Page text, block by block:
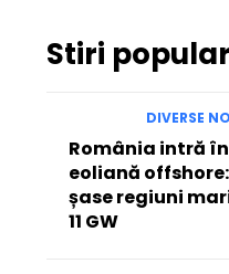
Stiri
DIVERSE
România intră
eoliană
șase regiuni
11 GW